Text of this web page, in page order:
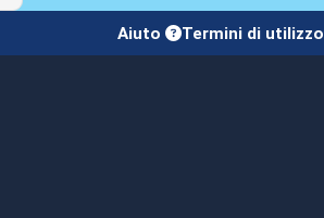
Aiuto Termini di utilizzo